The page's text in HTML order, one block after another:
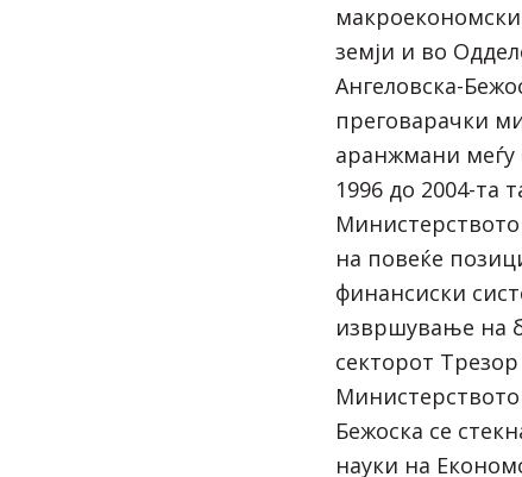
земји и во
Ангеловска-
преговарачки
аранжмани меѓу
1996 до 2004-та
на повеќе
финансиски
извршување на
секторот
Бежоска се
науки на